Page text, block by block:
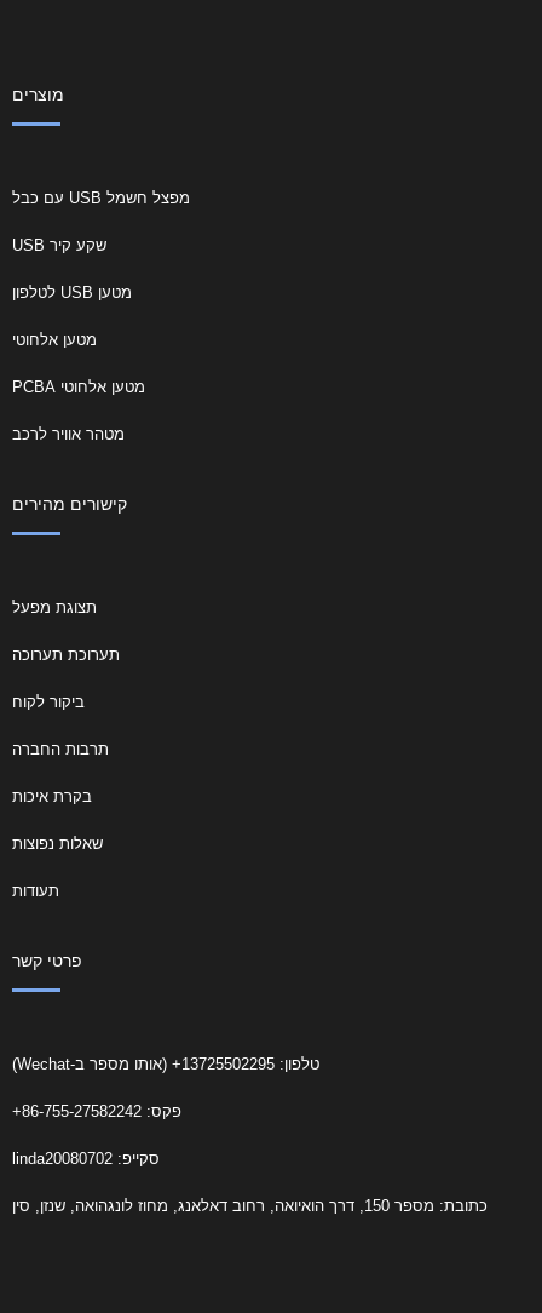
מוצרים
מפצל חשמל USB עם כבל
שקע קיר USB
מטען USB לטלפון
מטען אלחוטי
מטען אלחוטי PCBA
מטהר אוויר לרכב
קישורים מהירים
תצוגת מפעל
תערוכת תערוכה
ביקור לקוח
תרבות החברה
בקרת איכות
שאלות נפוצות
תעודות
פרטי קשר
טלפון: 13725502295+ (אותו מספר ב-Wechat)
פקס: 86-755-27582242+
סקייפ: linda20080702
כתובת: מספר 150, דרך הואיואה, רחוב דאלאנג, מחוז לונגהואה, שנזן, סין